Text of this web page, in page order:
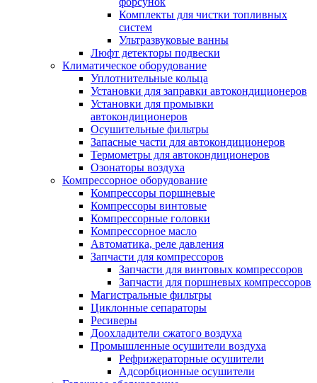
Комплекты для чистки топливных
систем
Ультразвуковые ванны
Люфт детекторы подвески
Климатическое оборудование
Уплотнительные кольца
Установки для заправки автокондиционеров
Установки для промывки
автокондиционеров
Осушительные фильтры
Запасные части для автокондиционеров
Термометры для автокондиционеров
Озонаторы воздуха
Компрессорное оборудование
Компрессоры поршневые
Компрессоры винтовые
Компрессорные головки
Компрессорное масло
Автоматика, реле давления
Запчасти для компрессоров
Запчасти для винтовых компрессоров
Запчасти для поршневых компрессоров
Магистральные фильтры
Циклонные сепараторы
Ресиверы
Доохладители сжатого воздуха
Промышленные осушители воздуха
Рефрижераторные осушители
Адсорбционные осушители